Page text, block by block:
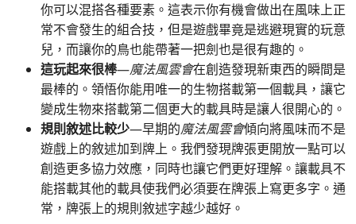
你可以混搭各種要素。這表示你有機會做出在風味上正
常不會發生的組合技，但是遊戲畢竟是逃避現實的玩意
兒，而讓你的鳥也能帶著一把劍也是很有趣的。
這玩起來很棒—魔法風雲會在創造發現新東西的瞬間是
最棒的。領悟你能用唯一的生物搭載第一個載具，讓它
變成生物來搭載第二個更大的載具時是讓人很開心的。
規則敘述比較少—早期的魔法風雲會傾向將風味而不是
遊戲上的敘述加到牌上。我們發現牌張更開放一點可以
創造更多協力效應，同時也讓它們更好理解。讓載具不
能搭載其他的載具使我們必須要在牌張上寫更多字。通
常，牌張上的規則敘述字越少越好。